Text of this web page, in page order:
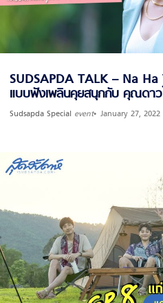
SUDSAPDA TALK – Na
แบบฟังเพลินคุยสนุกกับ คุณดา
Sudsapda Special event January 27, 2022